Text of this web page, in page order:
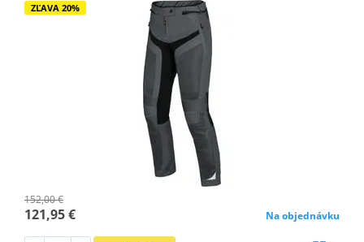
ZĽAVA 20%
152,00 €
121,95 € Na objednávku